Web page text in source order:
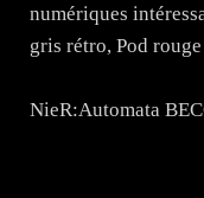
numériques
gris rétro, Pod
NieR:Automata